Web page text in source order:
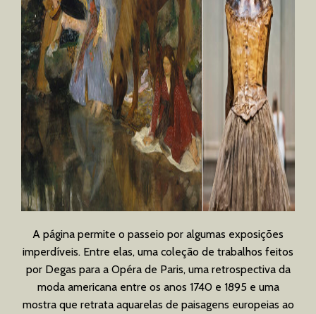
A página permite o passeio por algumas exposições
imperdíveis. Entre elas, uma coleção de trabalhos feitos
por Degas para a Opéra de Paris, uma retrospectiva da
moda americana entre os anos 1740 e 1895 e uma
mostra que retrata aquarelas de paisagens europeias ao